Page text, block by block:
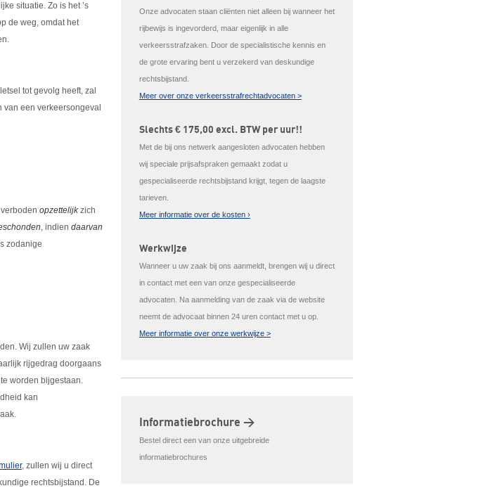
situatie. Zo is het ’s
de weg, omdat het
tot gevolg heeft, zal
van een verkeersongeval
opzettelijkzich
, indien daarvan
zodanige
Wij zullen uw zaak
rijgedrag doorgaans
worden bijgestaan.
kan
, zullen wij u direct
rechtsbijstand. De
Onze advocaten staan cliënten niet alleen bij wanneer het
rijbewijs is ingevorderd, maar eigenlijk in alle
verkeersstrafzaken. Door de specialistische kennis en
de grote ervaring bent u verzekerd van deskundige
rechtsbijstand.
Meer over onze verkeersstrafrechtadvocaten >
Slechts € 175,00 excl. BTW per uur!!
Met de bij ons netwerk aangesloten advocaten hebben
wij speciale prijsafspraken gemaakt zodat u
gespecialiseerde rechtsbijstand krijgt, tegen de laagste
tarieven.
Meer informatie over de kosten ›
Werkwijze
Wanneer u uw zaak bij ons aanmeldt, brengen wij u direct
in contact met een van onze gespecialiseerde
advocaten. Na aanmelding van de zaak via de website
neemt de advocaat binnen 24 uren contact met u op.
Meer informatie over onze werkwijze >
Informatiebrochure >
Bestel direct een van onze uitgebreide
informatiebrochures